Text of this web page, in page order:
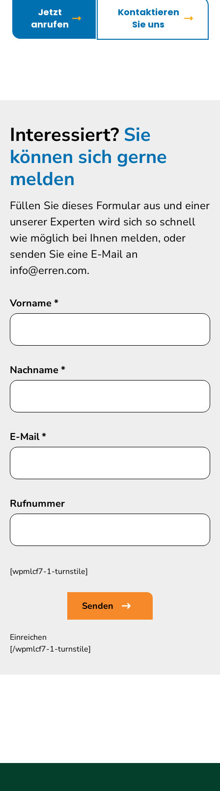
Jetzt
anrufen
Kontaktieren
Sie uns
Interessiert? Sie
können sich gerne
melden
Füllen Sie dieses Formular aus und einer
unserer Experten wird sich so schnell
wie möglich bei Ihnen melden, oder
senden Sie eine E-Mail an
info@erren.com.
Vorname*
Nachname*
E-Mail*
Rufnummer
[wpmlcf7-1-turnstile]
Einreichen
[/wpmlcf7-1-turnstile]